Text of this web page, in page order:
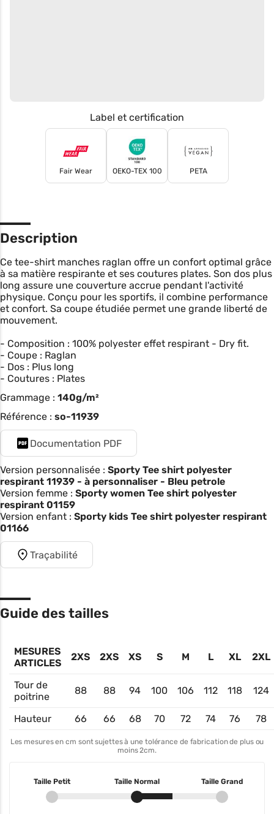
Label et certification
Fair Wear OEKO-TEX 100 PETA
Description
Ce tee-shirt manches raglan offre un confort optimal grâce
à sa matière respirante et ses coutures plates. Son dos plus
long assure une couverture accrue pendant l'activité
physique. Conçu pour les sportifs, il combine performance
et confort. Sa coupe étudiée permet une grande liberté de
mouvement.
- Composition : 100% polyester effet respirant - Dry fit.
- Coupe : Raglan
- Dos : Plus long
- Coutures : Plates
Grammage : 140g/m²
Référence : so-11939
Documentation PDF
Version personnalisée : Sporty Tee shirt polyester
respirant 11939 - à personnaliser - Bleu petrole
Version femme : Sporty women Tee shirt polyester
respirant 01159
Version enfant : Sporty kids Tee shirt polyester respirant
01166
Traçabilité
Guide des tailles
MESURES
ARTICLES
2XS 2XS XS S M L XL 2XL
Tour de
poitrine
88 88 94 100 106 112 118 124
Hauteur 66 66 68 70 72 74 76 78
Les mesures en cm sont sujettes à une tolérance de fabrication de plus ou
moins 2cm.
Taille Petit Taille Normal Taille Grand